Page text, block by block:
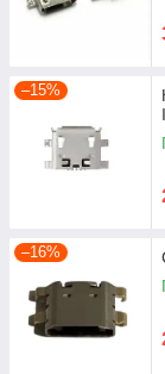
–15%
–16%